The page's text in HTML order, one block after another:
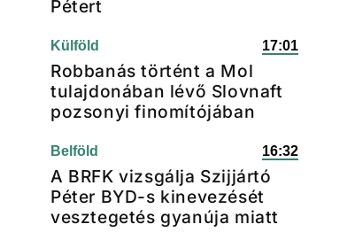
Pétert
Külföld 17:01
Robbanás történt a Mol
tulajdonában lévő Slovnaft
pozsonyi finomítójában
Belföld 16:32
A BRFK vizsgálja Szijjártó
Péter BYD-s kinevezését
vesztegetés gyanúja miatt